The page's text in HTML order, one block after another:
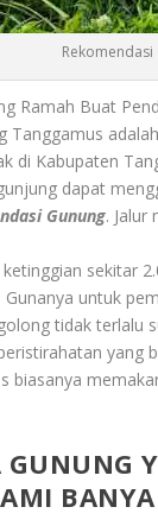
Rekomendasi
Ramah Buat
Tanggamus a
di Kabupaten
dapat
Gunung. Jalur
sekitar
Gunanya untuk
tidak
yang
biasanya
GUNUNG